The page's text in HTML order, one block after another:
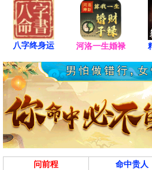
八字终身运 河洛一生婚禄
问前程 命中贵人